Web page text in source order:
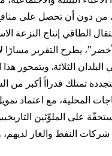
الطاقي إنتاج النزعة
يطرح التقرير مسارًا
الثلاثة. ويتمحور
تمتلك قدرااً أكبر من
المحلية، مع اعتماد
على الملوِّثين
النفط والغاز لديهم،